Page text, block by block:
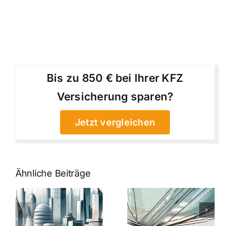
Bis zu 850 € bei Ihrer KFZ
Versicherung sparen?
Jetzt vergleichen
Ähnliche Beiträge
5 Gründe,
warum
Nanoversiegelung
7
Expertentipps